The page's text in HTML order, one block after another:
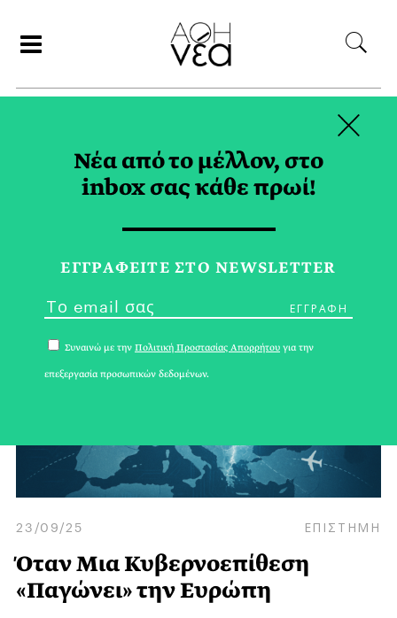
MUSE TAG
23/09/25 ΕΠΙΣΤΗΜΗ
Όταν Μια Κυβερνοεπίθεση
«Παγώνει» την Ευρώπη
Νέα από το μέλλον, στο
inbox σας κάθε πρωί!
ΕΓΓPΑΦΕΙΤΕ ΣΤΟ NEWSLETTER
Συναινώ με την Πολιτική Προστασίας Απορρήτου για την
επεξεργασία προσωπικών δεδομένων.
×